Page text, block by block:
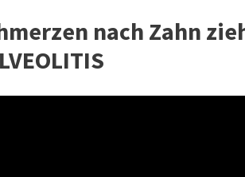
nach Zahn